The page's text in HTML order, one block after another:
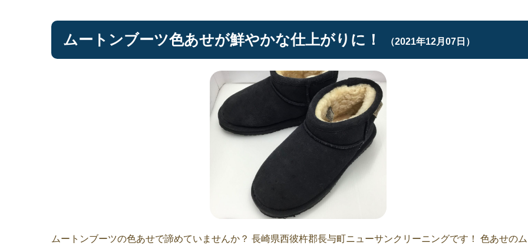
ムートンブーツ色あせが鮮やかな仕上がりに！ （2021年12月07日）
ムートンブーツの色あせで諦めていませんか？ 長崎県西彼杵郡長与町ニューサンクリーニングです！ 色あせの